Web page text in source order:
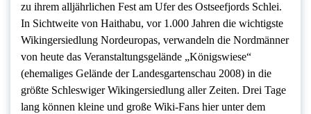
zu ihrem alljährlichen Fest am Ufer des Ostseefjords Schlei.
In Sichtweite von Haithabu, vor 1.000 Jahren die wichtigste
Wikingersiedlung Nordeuropas, verwandeln die Nordmänner
von heute das Veranstaltungsgelände „Königswiese“
(ehemaliges Gelände der Landesgartenschau 2008) in die
größte Schleswiger Wikingersiedlung aller Zeiten. Drei Tage
lang können kleine und große Wiki-Fans hier unter dem